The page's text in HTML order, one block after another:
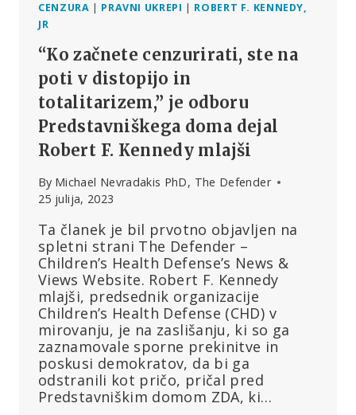
CENZURA | PRAVNI UKREPI | ROBERT F. KENNEDY,
JR
“Ko začnete cenzurirati, ste na
poti v distopijo in
totalitarizem,” je odboru
Predstavniškega doma dejal
Robert F. Kennedy mlajši
By Michael Nevradakis PhD, The Defender
25 julija, 2023
Ta članek je bil prvotno objavljen na
spletni strani The Defender –
Children’s Health Defense’s News &
Views Website. Robert F. Kennedy
mlajši, predsednik organizacije
Children’s Health Defense (CHD) v
mirovanju, je na zaslišanju, ki so ga
zaznamovale sporne prekinitve in
poskusi demokratov, da bi ga
odstranili kot pričo, pričal pred
Predstavniškim domom ZDA, ki…